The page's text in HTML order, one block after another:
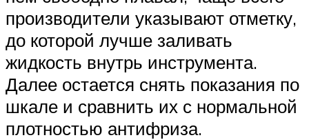
производители указывают отметку,
до которой лучше заливать
жидкость внутрь инструмента.
Далее остается снять показания по
шкале и сравнить их с нормальной
плотностью антифриза.